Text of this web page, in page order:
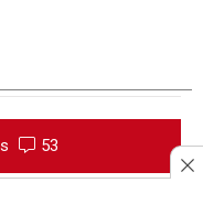
53